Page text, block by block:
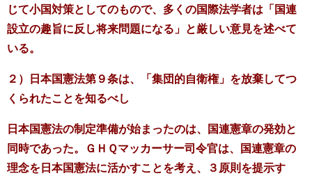
じて小国対策としてのもので、多くの国際法学者は「国連
設立の趣旨に反し将来問題になる」と厳しい意見を述べて
いる。
２）日本国憲法第９条は、「集団的自衛権」を放棄してつ
くられたことを知るべし
日本国憲法の制定準備が始まったのは、国連憲章の発効と
同時であった。ＧＨＱマッカーサー司令官は、国連憲章の
理念を日本国憲法に活かすことを考え、３原則を提示す